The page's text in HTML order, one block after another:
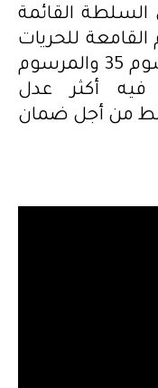
القائمة
للحريات
على غرار المرسوم 54 والمرسوم 35 والمرسوم
فيه أكثر عدل
من أجل ضمان